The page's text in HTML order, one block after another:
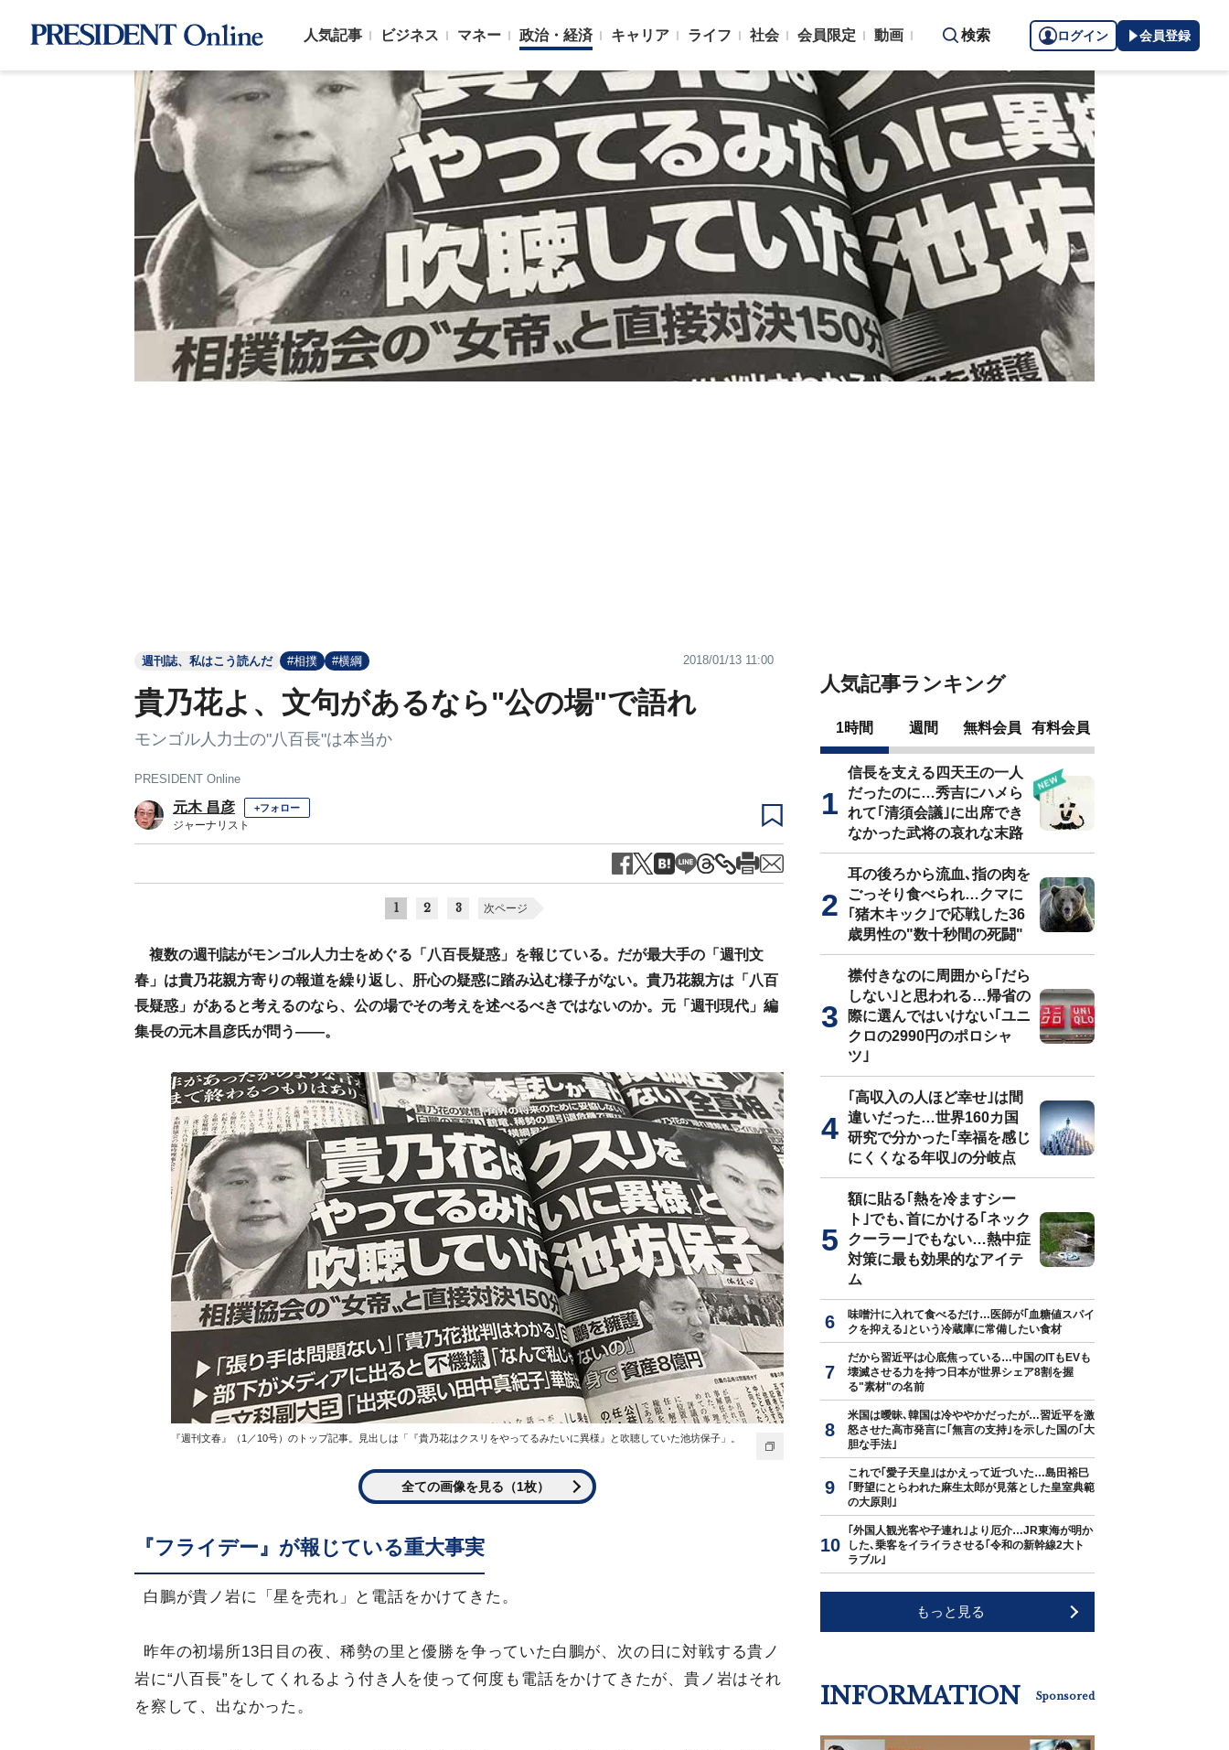
人気記事 ビジネス マネー 政治・経済 キャリア ライフ 社会 会員限定 動画 検索 ログイン 会員登録
週刊誌、私はこう読んだ #相撲 #横綱 2018/01/13 11:00
貴乃花よ、文句があるなら"公の場"で語れ
モンゴル人力士の"八百長"は本当か
PRESIDENT Online
元木 昌彦 +フォロー
ジャーナリスト
1 2 3 次ページ
複数の週刊誌がモンゴル人力士をめぐる「八百長疑惑」を報じている。だが最大手の「週刊文
春」は貴乃花親方寄りの報道を繰り返し、肝心の疑惑に踏み込む様子がない。貴乃花親方は「八百
長疑惑」があると考えるのなら、公の場でその考えを述べるべきではないのか。元「週刊現代」編
集長の元木昌彦氏が問う――。
『週刊文春』（1／10号）のトップ記事。見出しは「『貴乃花はクスリをやってるみたいに異様』と吹聴していた池坊保子」。
全ての画像を見る（1枚）
『フライデー』が報じている重大事実
白鵬が貴ノ岩に「星を売れ」と電話をかけてきた。
昨年の初場所13日目の夜、稀勢の里と優勝を争っていた白鵬が、次の日に対戦する貴ノ
岩に“八百長”をしてくれるよう付き人を使って何度も電話をかけてきたが、貴ノ岩はそれ
を察して、出なかった。
人気記事ランキング
1時間 週間 無料会員 有料会員
信長を支える四天王の一人
だったのに…秀吉にハメら
れて｢清須会議｣に出席でき
なかった武将の哀れな末路
耳の後ろから流血､指の肉を
ごっそり食べられ…クマに
｢猪木キック｣で応戦した36
歳男性の"数十秒間の死闘"
襟付きなのに周囲から｢だら
しない｣と思われる…帰省の
際に選んではいけない｢ユニ
クロの2990円のポロシャ
ツ｣
｢高収入の人ほど幸せ｣は間
違いだった…世界160カ国
研究で分かった｢幸福を感じ
にくくなる年収｣の分岐点
額に貼る｢熱を冷ますシー
ト｣でも､首にかける｢ネック
クーラー｣でもない…熱中症
対策に最も効果的なアイテ
ム
味噌汁に入れて食べるだけ…医師が｢血糖値スパイ
クを抑える｣という冷蔵庫に常備したい食材
だから習近平は心底焦っている…中国のITもEVも
壊滅させる力を持つ日本が世界シェア8割を握
る"素材"の名前
米国は曖昧､韓国は冷ややかだったが…習近平を激
怒させた高市発言に｢無言の支持｣を示した国の｢大
胆な手法｣
これで｢愛子天皇｣はかえって近づいた…島田裕巳
｢野望にとらわれた麻生太郎が見落とした皇室典範
の大原則｣
｢外国人観光客や子連れ｣より厄介…JR東海が明か
した､乗客をイライラさせる｢令和の新幹線2大ト
ラブル｣
もっと見る
INFORMATION Sponsored